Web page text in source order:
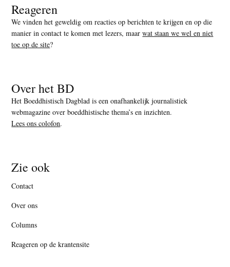
Reageren
We vinden het geweldig om reacties op berichten te krijgen en op die
manier in contact te komen met lezers, maarwat staan we wel en niet
toe op de site?
Over het BD
Het Boeddhistisch Dagblad is een onafhankelijk journalistiek
webmagazine over boeddhistische thema’s en inzichten.
Lees ons colofon.
Zie ook
Contact
Over ons
Columns
Reageren op de krantensite